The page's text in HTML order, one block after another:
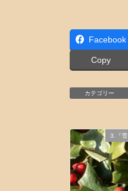
Facebook
Copy
カテゴリー
3.『雪